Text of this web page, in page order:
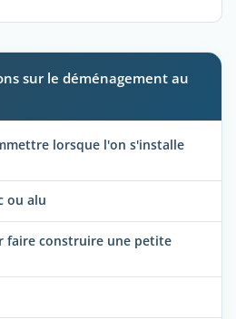
sur le déménagement au
lorsque l'on s'installe
ou alu
faire construire une petite